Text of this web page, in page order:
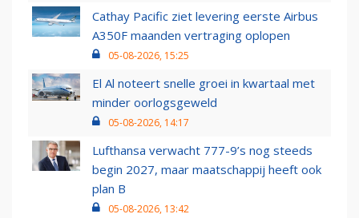
Cathay Pacific ziet levering eerste Airbus
A350F maanden vertraging oplopen
05-08-2026, 15:25
El Al noteert snelle groei in kwartaal met
minder oorlogsgeweld
05-08-2026, 14:17
Lufthansa verwacht 777-9’s nog steeds
begin 2027, maar maatschappij heeft ook
plan B
05-08-2026, 13:42